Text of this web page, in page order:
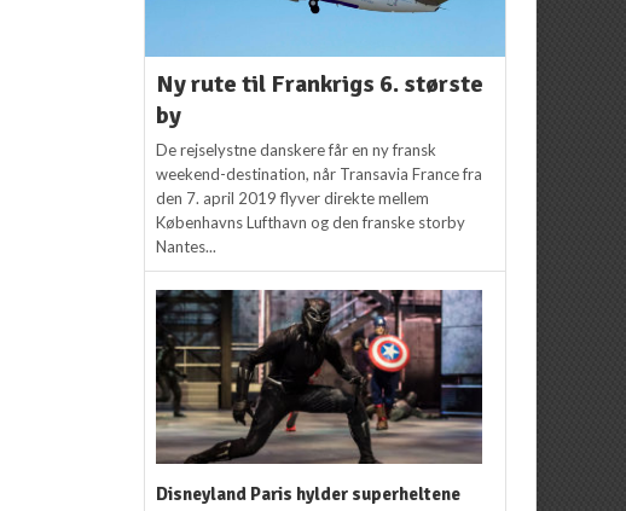
Ny rute til Frankrigs 6. største
by
De rejselystne danskere får en ny fransk
weekend-destination, når Transavia France fra
den 7. april 2019 flyver direkte mellem
Københavns Lufthavn og den franske storby
Nantes...
Disneyland Paris hylder superheltene